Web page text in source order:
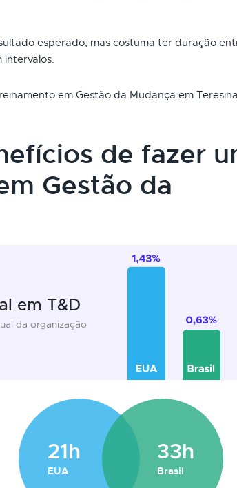
esperado, mas costuma ter duração
intervalos.
em Gestão da Mudança em
de fazer
Gestão da
em T&D
da organização
21h
EUA
33h
Brasil